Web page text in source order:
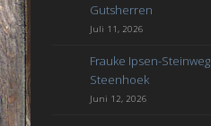
Gutsherren
Juli 11, 2026
Frauke Ipsen-Steinweg
Steenhoek
Juni 12, 2026